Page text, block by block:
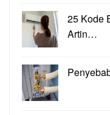
25 Kode
Artin…